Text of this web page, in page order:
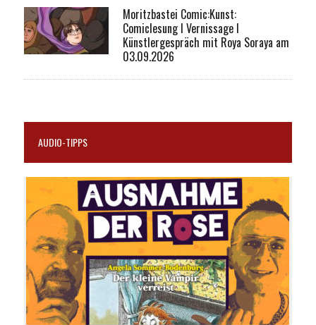
Moritzbastei Comic:Kunst:
Comiclesung I Vernissage I
Künstlergespräch mit Roya Soraya am
03.09.2026
AUDIO-TIPPS